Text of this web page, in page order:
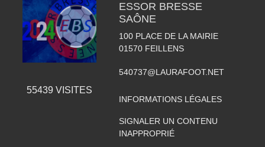
55439 VISITES
ESSOR BRESSE
SAÔNE
100 PLACE DE LA MAIRIE
01570 FEILLENS
540737@LAURAFOOT.NET
INFORMATIONS LÉGALES
SIGNALER UN CONTENU
INAPPROPRIÉ